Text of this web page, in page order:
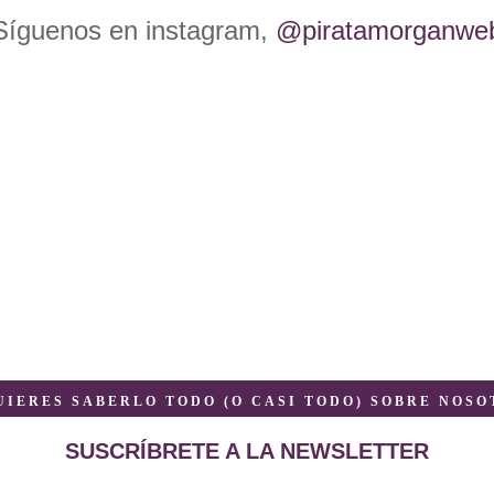
en instagram,
SABERLO TODO (O CASI TODO) SOBRE
SUSCRÍBRETE A LA NEWSLETTER